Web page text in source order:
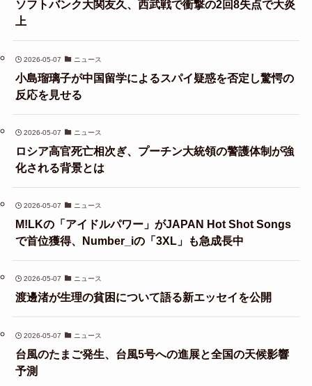
ソフトバンク大関友久、西武戦で衝撃の2回8失点で大炎
上
2026-05-07 ニュース
小島瑠璃子が中国留学によるスパイ疑惑を否定し驚愕の
反応を見せる
2026-05-07 ニュース
ロシア高官死亡相次ぎ、プーチン大統領の警護体制が強
化される背景とは
2026-05-07 ニュース
M!LKの「アイドルパワー」がJAPAN Hot Shot Songs
で首位獲得、Number_iの「3XL」も急成長中
2026-05-07 ニュース
渡邊渚が生理の貧困について語る新エッセイを公開
2026-05-07 ニュース
台風のたまご発生、台風5号への進展と全国の天候影響
予測